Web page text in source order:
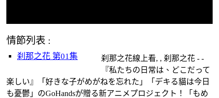
情節列表 :
刹那之花 第01集
刹那之花線上看, , 刹那之花 - -
『私たちの日常は、どこだって
楽しい』「好きな子がめがねを忘れた」「デキる貓は今日
も憂鬱」のGoHandsが贈る新アニメプロジェクト！「もめ